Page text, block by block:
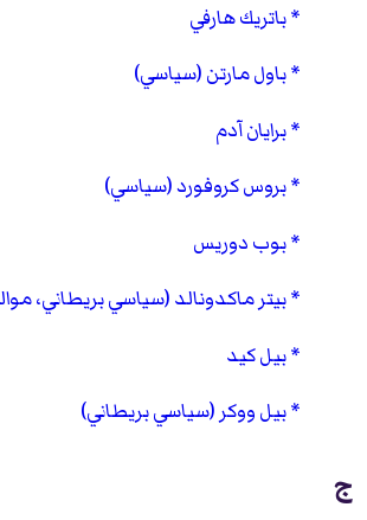
باتريك هارفي
باول مارتن (سياسي)
برايان آدم
بروس كروفورد (سياسي)
بوب دوريس
بيتر ماكدونالد (سياسي بريطاني، مواليد
بيل كيد
بيل ووكر (سياسي بريطاني)
ج